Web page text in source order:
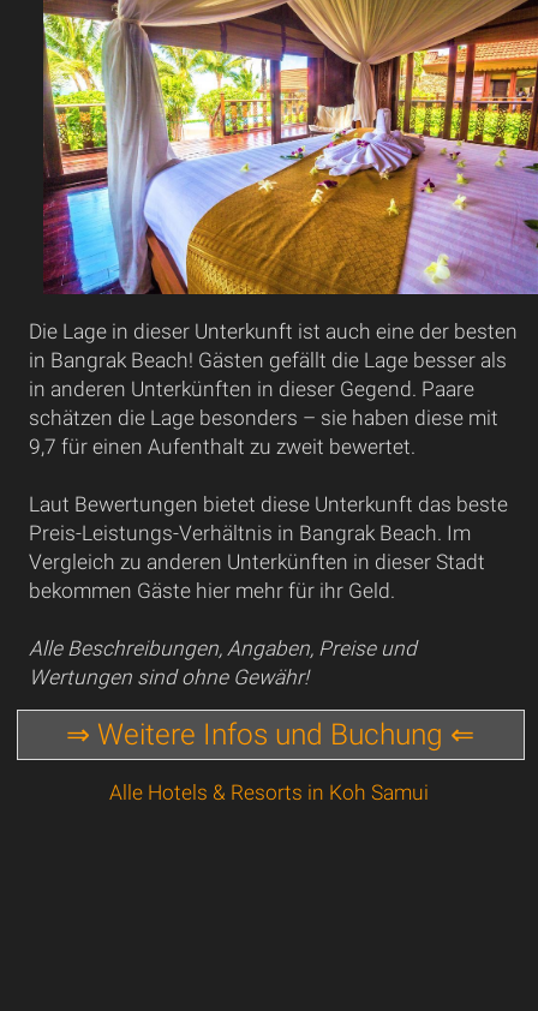
Die Lage in dieser Unterkunft ist auch eine der besten
in Bangrak Beach! Gästen gefällt die Lage besser als
in anderen Unterkünften in dieser Gegend. Paare
schätzen die Lage besonders – sie haben diese mit
9,7 für einen Aufenthalt zu zweit bewertet.
Laut Bewertungen bietet diese Unterkunft das beste
Preis-Leistungs-Verhältnis in Bangrak Beach. Im
Vergleich zu anderen Unterkünften in dieser Stadt
bekommen Gäste hier mehr für ihr Geld.
Alle Beschreibungen, Angaben, Preise und
Wertungen sind ohne Gewähr!
⇒ Weitere Infos und Buchung ⇐
Alle Hotels & Resorts in Koh Samui